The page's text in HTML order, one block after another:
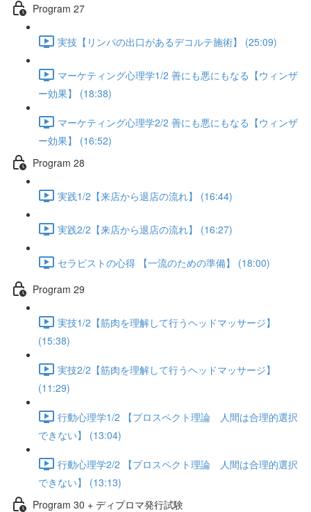
Program 27
実技【リンパの出口があるデコルテ施術】 (25:09)
マーケティング心理学1/2 善にも悪にもなる【ウィンザ
ー効果】 (18:38)
マーケティング心理学2/2 善にも悪にもなる【ウィンザ
ー効果】 (16:52)
Program 28
実践1/2【来店から退店の流れ】 (16:44)
実践2/2【来店から退店の流れ】 (16:27)
セラピストの心得 【一流のための準備】 (18:00)
Program 29
実技1/2【筋肉を理解して行うヘッドマッサージ】
(15:38)
実技2/2【筋肉を理解して行うヘッドマッサージ】
(11:29)
行動心理学1/2 【プロスペクト理論 人間は合理的選択
できない】 (13:04)
行動心理学2/2 【プロスペクト理論 人間は合理的選択
できない】 (13:13)
Program 30 + ディプロマ発行試験